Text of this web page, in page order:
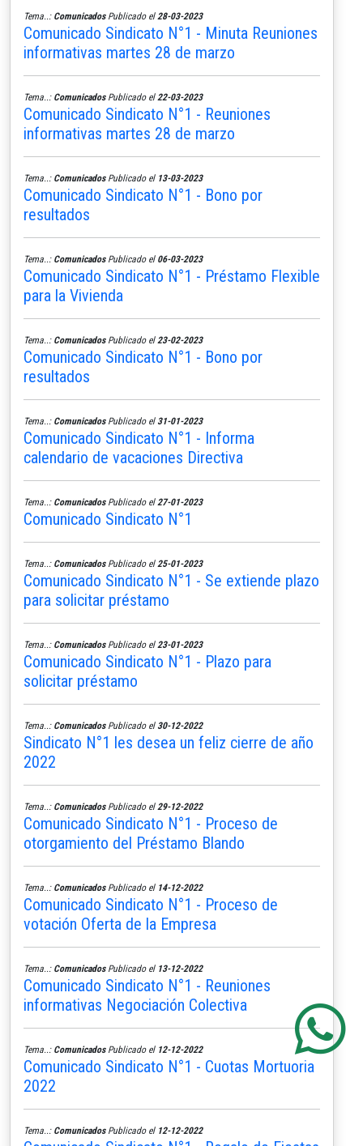
Tema..: ComunicadosPublicado el 28-03-2023
Comunicado Sindicato N°1 - Minuta Reuniones
informativas martes 28 de marzo
Tema..: ComunicadosPublicado el 22-03-2023
Comunicado Sindicato N°1 - Reuniones
informativas martes 28 de marzo
Tema..: ComunicadosPublicado el 13-03-2023
Comunicado Sindicato N°1 - Bono por
resultados
Tema..: ComunicadosPublicado el 06-03-2023
Comunicado Sindicato N°1 - Préstamo Flexible
para la Vivienda
Tema..: ComunicadosPublicado el 23-02-2023
Comunicado Sindicato N°1 - Bono por
resultados
Tema..: ComunicadosPublicado el 31-01-2023
Comunicado Sindicato N°1 - Informa
calendario de vacaciones Directiva
Tema..: ComunicadosPublicado el 27-01-2023
Comunicado Sindicato N°1
Tema..: ComunicadosPublicado el 25-01-2023
Comunicado Sindicato N°1 - Se extiende plazo
para solicitar préstamo
Tema..: ComunicadosPublicado el 23-01-2023
Comunicado Sindicato N°1 - Plazo para
solicitar préstamo
Tema..: ComunicadosPublicado el 30-12-2022
Sindicato N°1 les desea un feliz cierre de año
2022
Tema..: ComunicadosPublicado el 29-12-2022
Comunicado Sindicato N°1 - Proceso de
otorgamiento del Préstamo Blando
Tema..: ComunicadosPublicado el 14-12-2022
Comunicado Sindicato N°1 - Proceso de
votación Oferta de la Empresa
Tema..: ComunicadosPublicado el 13-12-2022
Comunicado Sindicato N°1 - Reuniones
informativas Negociación Colectiva
Tema..: ComunicadosPublicado el 12-12-2022
Comunicado Sindicato N°1 - Cuotas Mortuoria
2022
Tema..: ComunicadosPublicado el 12-12-2022